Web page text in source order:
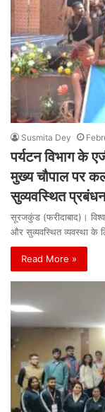
Susmita Dey
पर्यटन विभाग के
मुख्य चौपाल पर
सुव्यवस्थित प्रबंधन
सूरजकुंड (फरीदाबाद)।
और सुव्यवस्थित व्यवस्था के
Read More »